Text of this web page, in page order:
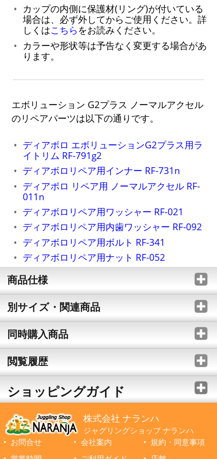
カップの内側に保護材(リング)が付いている
場合は、必ず外してからご使用ください。詳
しくはこちら をお読みください。
カラーや形状等は予告なく変更する場合があ
ります。
エボリューション G2プラス ノーマルアクセル
のリペアパーツは以下の通りです。
ディアボロ エボリューションG2プラス用ラ
イトリム RF-791g2
ディアボロリペア用インナー RF-731n
ディアボロ リペア用 ノーマルアクセル RF-
011n
ディアボロリペア用ワッシャー RF-021
ディアボロリペア用内歯ワッシャー RF-092
ディアボロリペア用ボルト RF-341
ディアボロリペア用ナット RF-052
商品仕様
別サイズ・関連商品
同時購入商品
閲覧履歴
ショッピングガイド
株式会社 ナランハ
ジャグリングショップ ナランハ
お問合せ
会社案内
規約・同意事項